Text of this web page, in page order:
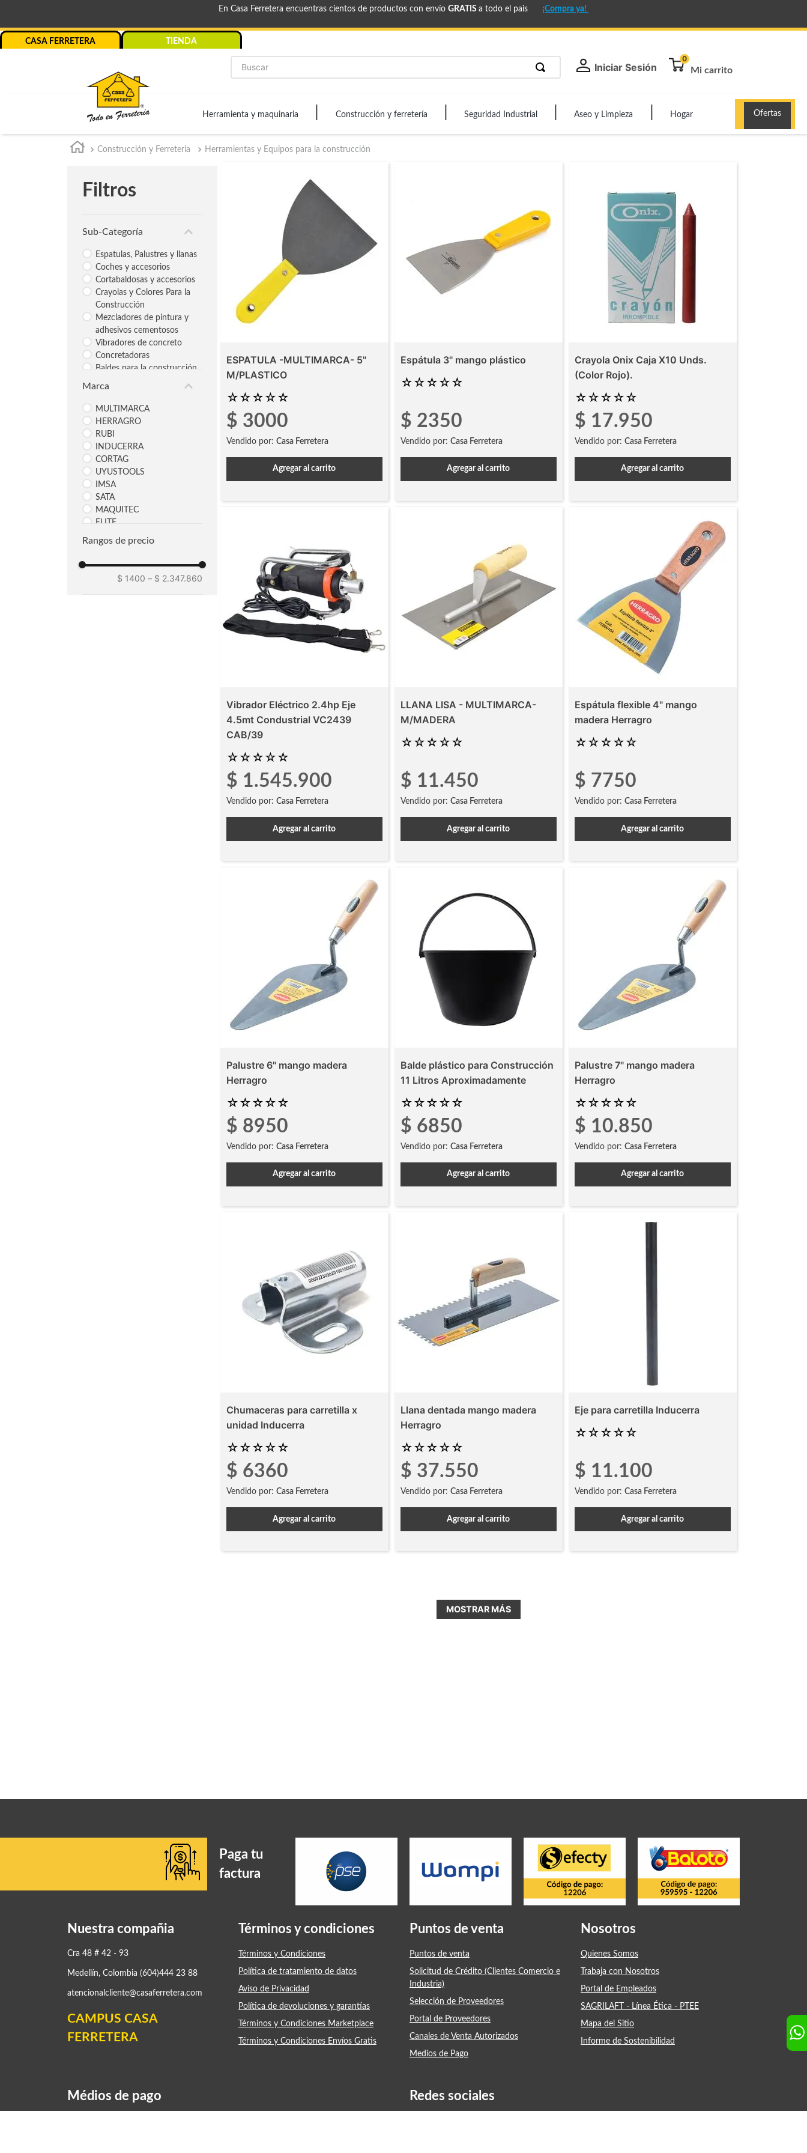
En Casa Ferretera encuentras cientos de productos con envío GRATIS a todo el pais ¡Compra ya!
CASA FERRETERA TIENDA
Iniciar Sesión
0
Herramienta y maquinaria Construcción y ferretería Seguridad Industrial Aseo y Limpieza Hogar Ofertas
Construcción y Ferreteria Herramientas y Equipos para la construcción
Filtros
Sub-Categoría
Espatulas, Palustres y llanas
Coches y accesorios
Cortabaldosas y accesorios
Crayolas y Colores Para la
Construcción
Mezcladores de pintura y
adhesivos cementosos
Vibradores de concreto
Concretadoras
Baldes para la construcción
Marca
MULTIMARCA
HERRAGRO
RUBI
INDUCERRA
CORTAG
UYUSTOOLS
IMSA
SATA
MAQUITEC
ELITE
Rangos de precio
$ 1400 – $ 2.347.860
ESPATULA -MULTIMARCA- 5"
M/PLASTICO
☆☆☆☆☆
$ 3000
Vendido por: Casa Ferretera
Agregar al carrito
Espátula 3" mango plástico
☆☆☆☆☆
$ 2350
Vendido por: Casa Ferretera
Agregar al carrito
Crayola Onix Caja X10 Unds.
(Color Rojo).
☆☆☆☆☆
$ 17.950
Vendido por: Casa Ferretera
Agregar al carrito
Vibrador Eléctrico 2.4hp Eje
4.5mt Condustrial VC2439
CAB/39
☆☆☆☆☆
$ 1.545.900
Vendido por: Casa Ferretera
Agregar al carrito
LLANA LISA - MULTIMARCA-
M/MADERA
☆☆☆☆☆
$ 11.450
Vendido por: Casa Ferretera
Agregar al carrito
Espátula flexible 4" mango
madera Herragro
☆☆☆☆☆
$ 7750
Vendido por: Casa Ferretera
Agregar al carrito
Palustre 6" mango madera
Herragro
☆☆☆☆☆
$ 8950
Vendido por: Casa Ferretera
Agregar al carrito
Balde plástico para Construcción
11 Litros Aproximadamente
☆☆☆☆☆
$ 6850
Vendido por: Casa Ferretera
Agregar al carrito
Palustre 7" mango madera
Herragro
☆☆☆☆☆
$ 10.850
Vendido por: Casa Ferretera
Agregar al carrito
Chumaceras para carretilla x
unidad Inducerra
☆☆☆☆☆
$ 6360
Vendido por: Casa Ferretera
Agregar al carrito
Llana dentada mango madera
Herragro
☆☆☆☆☆
$ 37.550
Vendido por: Casa Ferretera
Agregar al carrito
Eje para carretilla Inducerra
☆☆☆☆☆
$ 11.100
Vendido por: Casa Ferretera
Agregar al carrito
MOSTRAR MÁS
Paga tu
factura
Nuestra compañia
Cra 48 # 42 - 93
Medellín, Colombia (604)444 23 88
atencionalcliente@casaferretera.com
CAMPUS CASA
FERRETERA
Términos y condiciones
Términos y Condiciones
Política de tratamiento de datos
Aviso de Privacidad
Política de devoluciones y garantías
Términos y Condiciones Marketplace
Términos y Condiciones Envíos Gratis
Puntos de venta
Puntos de venta
Solicitud de Crédito (Clientes Comercio e
Industria)
Selección de Proveedores
Portal de Proveedores
Canales de Venta Autorizados
Medios de Pago
Nosotros
Quienes Somos
Trabaja con Nosotros
Portal de Empleados
SAGRILAFT - Línea Ética - PTEE
Mapa del Sitio
Informe de Sostenibilidad
Médios de pago Redes sociales